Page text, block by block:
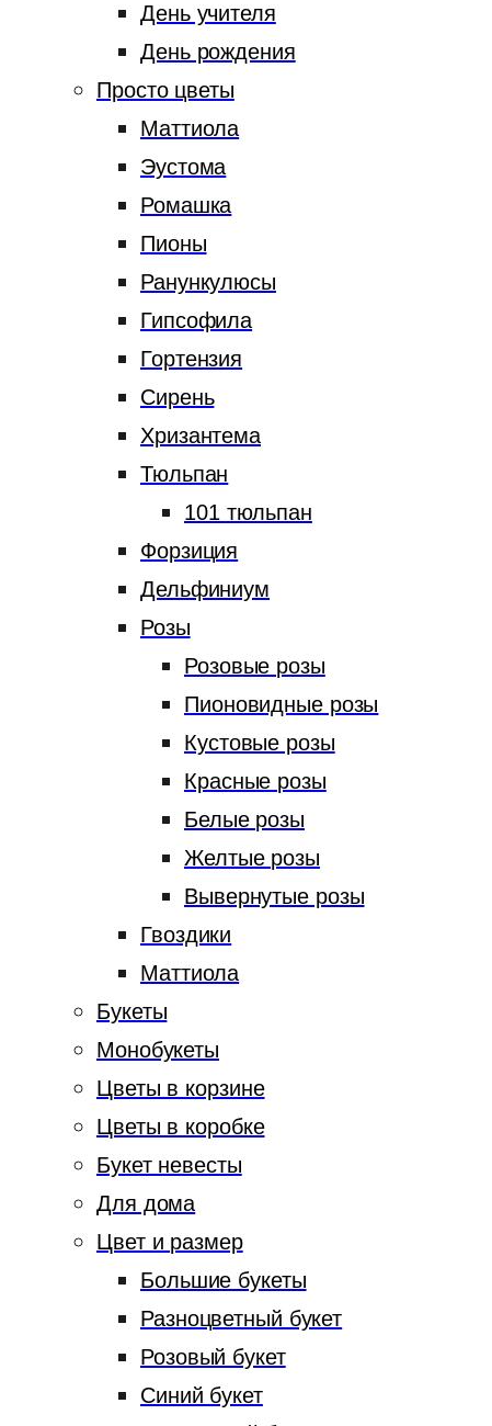
День учителя
День рождения
Просто цветы
Маттиола
Эустома
Ромашка
Пионы
Ранункулюсы
Гипсофила
Гортензия
Сирень
Хризантема
Тюльпан
101 тюльпан
Форзиция
Дельфиниум
Розы
Розовые розы
Пионовидные розы
Кустовые розы
Красные розы
Белые розы
Желтые розы
Вывернутые розы
Гвоздики
Маттиола
Букеты
Монобукеты
Цветы в корзине
Цветы в коробке
Букет невесты
Для дома
Цвет и размер
Большие букеты
Разноцветный букет
Розовый букет
Синий букет